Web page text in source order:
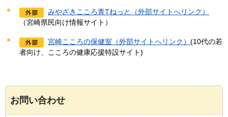
みやざきこころ青Tねっと（外部サイトへリンク）
（宮崎県民向け情報サイト）
宮崎こころの保健室（外部サイトへリンク） (10代の若
者向け、こころの健康応援特設サイト)
お問い合わせ